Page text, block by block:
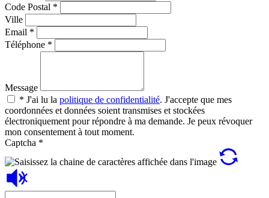
Code Postal *
Ville
Email *
Téléphone *
Message
* J'ai lu la politique de confidentialité. J'accepte que mes
coordonnées et données soient transmises et stockées
électroniquement pour répondre à ma demande. Je peux révoquer
mon consentement à tout moment.
Captcha *